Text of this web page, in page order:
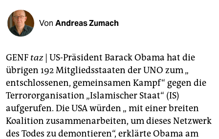
fragen & hilfe
unterstützen
abo
genossenschaft
epaper login
Von Andreas Zumach
GENF taz| US-Präsident Barack Obama hat die
übrigen 192 Mitgliedsstaaten der UNO zum „
entschlossenen, gemeinsamen Kampf“ gegen die
Terrororganisation „Islamischer Staat“ (IS)
aufgerufen. Die USA würden „ mit einer breiten
Koalition zusammenarbeiten, um dieses Netzwerk
des Todes zu demontieren“, erklärte Obama am